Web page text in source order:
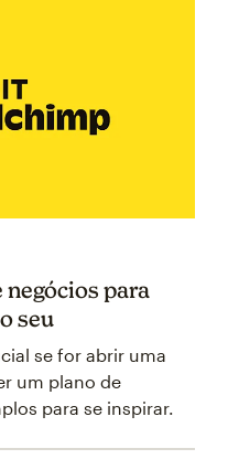
negócios para
seu
se for abrir uma
um plano de
para se inspirar.